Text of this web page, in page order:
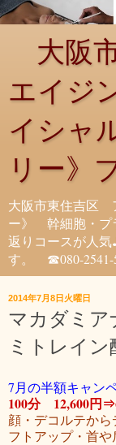
大阪
エイジ
イシャ
リー》
大阪市東住吉区
ー》 幹細胞・プ
返りコースが人
す。 ☎080-2541-
2014年7月8日火曜日
マカダミ
ミトレイン
7月の半額キャン
100分 12,600円
顔・デコルテか
フトアップ・首